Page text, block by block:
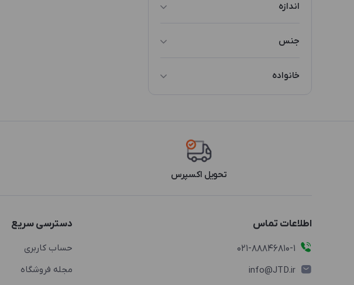
اندازه
جنس
خانواده
تحویل اکسپرس
اطلاعات تماس
021-88846810-1
info@JTD.ir
دسترسی سریع
حساب کاربری
مجله فروشگاه